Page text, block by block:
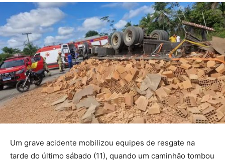
Um grave acidente mobilizou equipes de resgate na
tarde do último sábado (11), quando um caminhão tombou